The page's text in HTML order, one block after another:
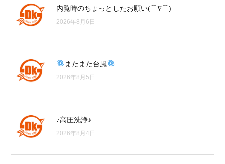
内覧時のちょっとしたお願い(⌒∇⌒)
2026年8月6日
またまた台風
2026年8月5日
♪高圧洗浄♪
2026年8月4日